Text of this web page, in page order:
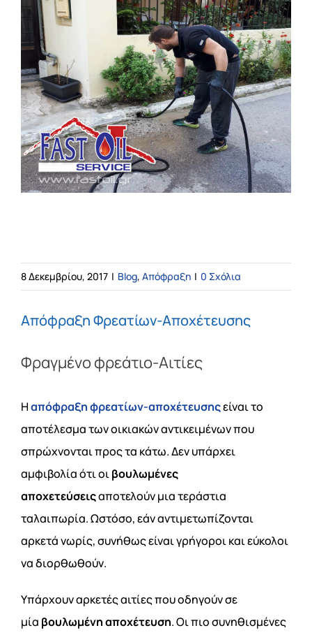
ΕΠΙΚΟΙΝΩΝΙΑ
8 Δεκεμβρίου, 2017 | Blog, Απόφραξη | 0 Σχόλια
Απόφραξη Φρεατίων-Αποχέτευσης
Φραγμένο φρεάτιο-Αιτίες
Ηαπόφραξη φρεατίων-αποχέτευσηςείναι το
αποτέλεσμα των οικιακών αντικειμένων που
σπρώχνονται προς τα κάτω. Δεν υπάρχει
αμφιβολία ότι οιβουλωμένες
αποχετεύσειςαποτελούν μια τεράστια
ταλαιπωρία. Ωστόσο, εάν αντιμετωπίζονται
αρκετά νωρίς, συνήθως είναι γρήγοροι και εύκολοι
να διορθωθούν.
Υπάρχουν αρκετές αιτίες που οδηγούν σε
μία βουλωμένη αποχέτευση. Οι πιο συνηθισμένες